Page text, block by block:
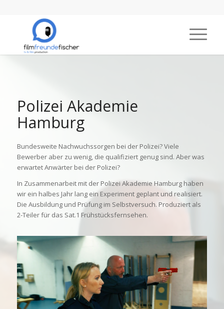
Polizei Akademie
Hamburg
Bundesweite Nachwuchssorgen bei der Polizei? Viele
Bewerber aber zu wenig, die qualifiziert genug sind. Aber was
erwartet Anwärter bei der Polizei?
In Zusammenarbeit mit der Polizei Akademie Hamburg haben
wir ein halbes Jahr lang ein Experiment geplant und realisiert.
Die Ausbildung und Prüfung im Selbstversuch. Produziert als
2-Teiler für das Sat.1 Frühstücksfernsehen.